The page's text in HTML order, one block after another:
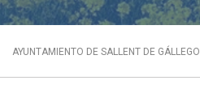
AYUNTAMIENTO DE SALLENT DE GÁLLEGO